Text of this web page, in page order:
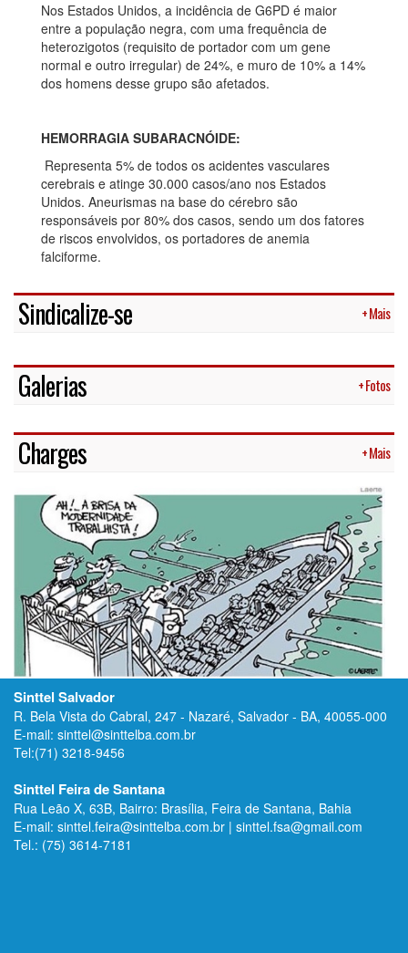
Nos Estados Unidos, a incidência de G6PD é maior
entre a população negra, com uma frequência de
heterozigotos (requisito de portador com um gene
normal e outro irregular) de 24%, e muro de 10% a 14%
dos homens desse grupo são afetados.
HEMORRAGIA SUBARACNÓIDE:
Representa 5% de todos os acidentes vasculares
cerebrais e atinge 30.000 casos/ano nos Estados
Unidos. Aneurismas na base do cérebro são
responsáveis por 80% dos casos, sendo um dos fatores
de riscos envolvidos, os portadores de anemia
falciforme.
Sindicalize-se + Mais
Galerias + Fotos
Charges + Mais
Sinttel Salvador
R. Bela Vista do Cabral, 247 - Nazaré, Salvador - BA, 40055-000
E-mail: sinttel@sinttelba.com.br
Tel:(71) 3218-9456
Sinttel Feira de Santana
Rua Leão X, 63B, Bairro: Brasília, Feira de Santana, Bahia
E-mail: sinttel.feira@sinttelba.com.br | sinttel.fsa@gmail.com
Tel.: (75) 3614-7181